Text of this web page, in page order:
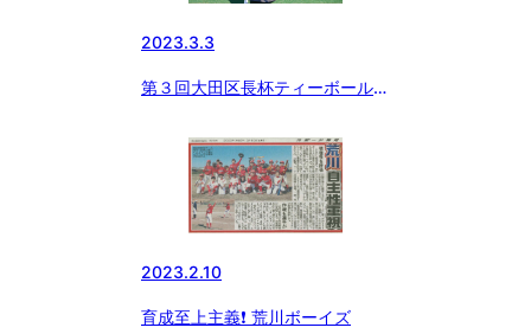
2023.3.3
第３回大田区長杯ティーボール大
2023.2.10
育成至上主義❗️ 荒川ボーイズ